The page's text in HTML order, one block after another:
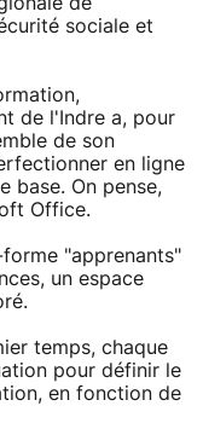
sociale et
de l'Indre a, pour
de son
en ligne
base. On pense,
Office.
"apprenants"
un espace
temps, chaque
pour définir le
en fonction de